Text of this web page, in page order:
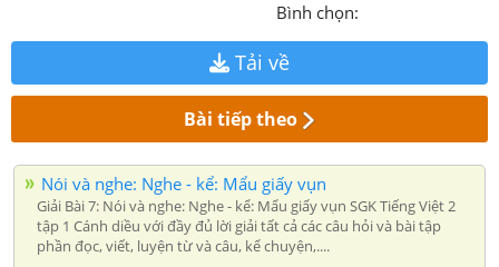
Bình chọn:
Tải về
Bài tiếp theo
Nói và nghe: Nghe - kể: Mẩu giấy vụn
Giải Bài 7: Nói và nghe: Nghe - kể: Mẩu giấy vụn SGK Tiếng Việt 2
tập 1 Cánh diều với đầy đủ lời giải tất cả các câu hỏi và bài tập
phần đọc, viết, luyện từ và câu, kể chuyện,....